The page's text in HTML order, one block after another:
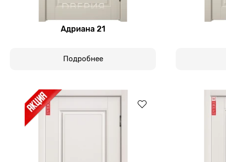
Адриана 21
Подробнее